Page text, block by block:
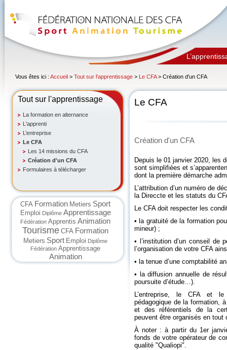
Vous êtes ici : Accueil > Tout sur l'apprentissage > Le CFA> Création d'un CFA
Tout sur l'apprentissage
La formation en alternance
L'apprenti
L’entreprise
Le CFA
Les 14 missions du CFA
Création d'un CFA
Formulaires à télécharger
CFA Formation Metiers Sport
Emploi Diplôme Apprentissage
Fédération Apprentis Animation
Tourisme CFA Formation
Metiers Sport Emploi Diplôme
Fédération Apprentissage
Animation
Le CFA
Création d'un CFA
Depuis le 01 janvier 2020, les
sont simplifiées et
dont la première démarche
L’attribution d’un numéro de
la Direccte et les statuts du
Le CFA doit respecter les
• la gratuité de la formation
mineur) ;
• l’institution d’un conseil de
l’organisation de votre CFA
• la tenue d’une comptabilité
• la diffusion annuelle de
poursuite d’étude…).
L’entreprise, le CFA et le
pédagogique de la formation,
et des référentiels de la
peuvent être organisés en tout
À noter : à partir du 1er
fonds de votre opérateur de
qualité "Qualiopi".